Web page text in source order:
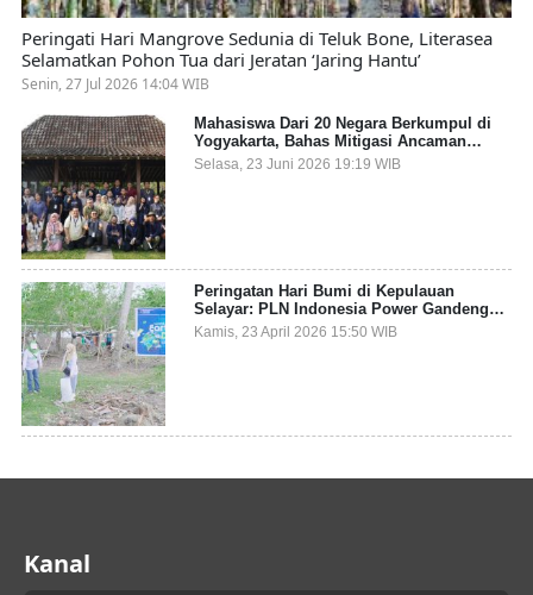
Peringati Hari Mangrove Sedunia di Teluk Bone, Literasea
Selamatkan Pohon Tua dari Jeratan ‘Jaring Hantu’
Senin, 27 Jul 2026 14:04 WIB
Mahasiswa Dari 20 Negara Berkumpul di
Yogyakarta, Bahas Mitigasi Ancaman
Kesehatan Global
Selasa, 23 Juni 2026 19:19 WIB
Peringatan Hari Bumi di Kepulauan
Selayar: PLN Indonesia Power Gandeng
Pemda dan Komunitas, Giatkan Restorasi
Mangrove
Kamis, 23 April 2026 15:50 WIB
Kanal